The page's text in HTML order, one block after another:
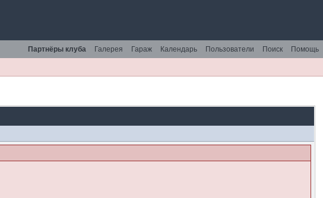
Помощь
Поиск
Пользователи
Календарь
Гараж
Галерея
Партнёры клуба